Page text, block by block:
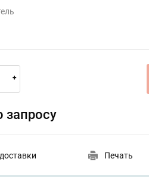
+
запросу
Печать